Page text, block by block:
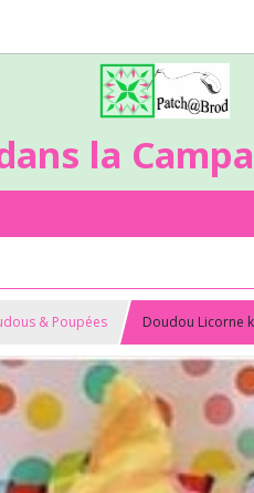
la
& Poupées Doudou Licorne